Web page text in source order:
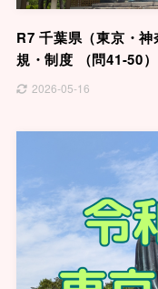
R7 千葉県（東京・
規・制度 （問41-50）
2026-05-16